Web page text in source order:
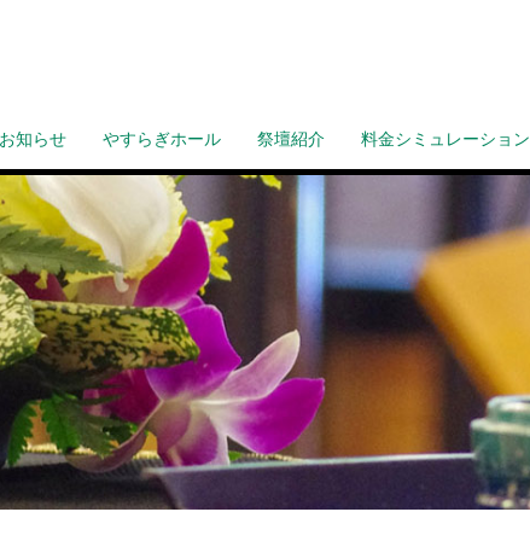
お知らせ やすらぎホール 祭壇紹介 料金シミュレーション